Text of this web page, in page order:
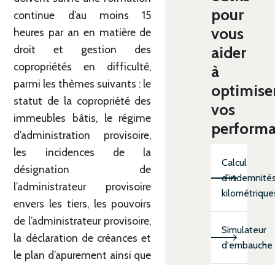
continue d’au moins 15
heures par an en matière de
droit et gestion des
copropriétés en difficulté,
parmi les thèmes suivants : le
statut de la copropriété des
immeubles bâtis, le régime
d’administration provisoire,
les incidences de la
désignation de
l’administrateur provisoire
envers les tiers, les pouvoirs
de l’administrateur provisoire,
la déclaration de créances et
le plan d’apurement ainsi que
pour
vous
aider
à
vos
Calcul
Simulateur
d'embauche